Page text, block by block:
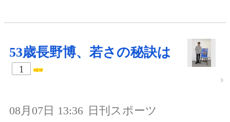
53歳長野博、若さの秘訣は
1
08月07日 13:36 日刊スポーツ